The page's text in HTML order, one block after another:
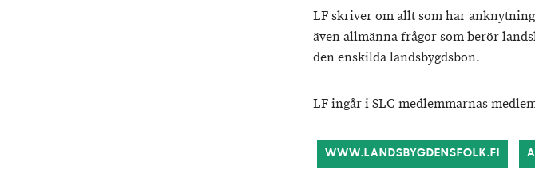
LF skriver om allt som har
även allmänna frågor som berör
den enskilda landsbygdsbon.
LF ingår i SLC-medlemmarnas
WWW.LANDSBYGDENSFOLK.FI